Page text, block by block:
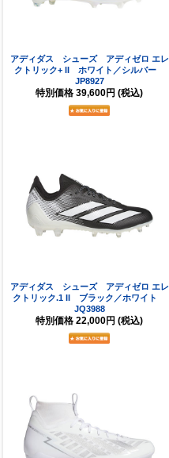
アディダス シューズ アディゼロ エレ
クトリック+ II ホワイト／シルバー
JP8927
特別価格 39,600円 (税込)
アディダス シューズ アディゼロ エレ
クトリック.1 II ブラック／ホワイト
JQ3988
特別価格 22,000円 (税込)